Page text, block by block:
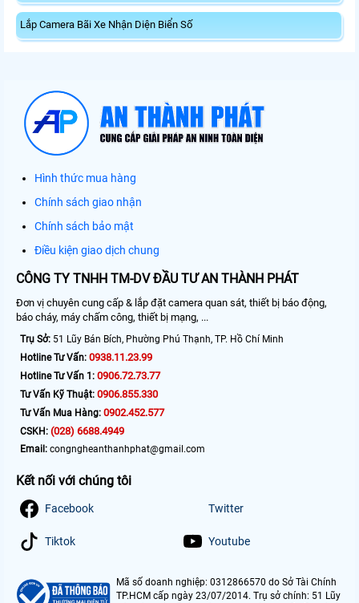
Lắp Camera Bãi Xe Nhận Diện Biển Số
Hình thức mua hàng
Chính sách giao nhận
Chính sách bảo mật
Điều kiện giao dịch chung
CÔNG TY TNHH TM-DV ĐẦU TƯ AN THÀNH PHÁT
Đơn vị chuyên cung cấp & lắp đặt camera quan sát, thiết bị báo động,
báo cháy, máy chấm công, thiết bị mạng, ...
Trụ Sở: 51 Lũy Bán Bích, Phường Phú Thạnh, TP. Hồ Chí Minh
Hotline Tư Vấn: 0938.11.23.99
Hotline Tư Vấn 1: 0906.72.73.77
Tư Vấn Kỹ Thuật: 0906.855.330
Tư Vấn Mua Hàng: 0902.452.577
CSKH: (028) 6688.4949
Email: congngheanthanhphat@gmail.com
Kết nối với chúng tôi
Facebook Twitter
Tiktok Youtube
Mã số doanh nghiệp: 0312866570 do Sở Tài Chính
TP.HCM cấp ngày 23/07/2014. Trụ sở chính: 51 Lũy